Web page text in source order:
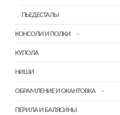
ПЬЕДЕСТАЛЫ
КОНСОЛИ И ПОЛКИ
КУПОЛА
НИШИ
ОБРАМЛЕНИЕ И ОКАНТОВКА
ПЕРИЛА И БАЛЯСИНЫ